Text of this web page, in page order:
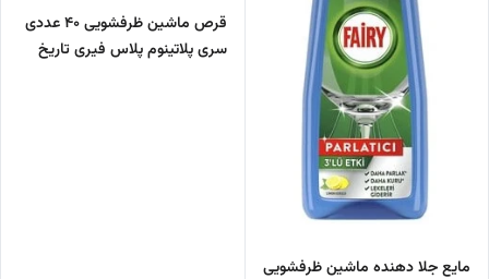
مایع جلا دهنده ماشین ظرفشویی
قرص ماشین ظرفشویی 40 عددی
سری پلاتینوم پلاس فیری تاریخ